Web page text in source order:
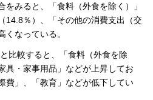
をみると、「食料（外食を除く）」
14.8％）、「その他の消費支出（交
くなっている。
比較すると、「食料（外食を除
具・家事用品」などが上昇してお
費」、「教育」などが低下してい